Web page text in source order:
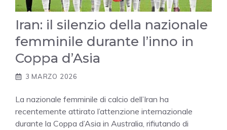
Iran: il silenzio della nazionale
femminile durante l’inno in
Coppa d’Asia
3 MARZO 2026
La nazionale femminile di calcio dell’Iran ha
recentemente attirato l’attenzione internazionale
durante la Coppa d’Asia in Australia, rifiutando di